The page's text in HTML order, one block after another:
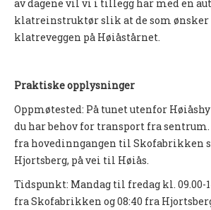
Nyheter og informasjon
Påmeldingsskjema 2026/2027
Informasjon
KLATRING
Nyheter
av dagene vil vi i tillegg har med en
klatreinstruktør slik at de som ønsker
klatreveggen på Høiåstårnet.
Praktiske opplysninger
Oppmøtested: På tunet utenfor
du har behov for transport fra
fra hovedinngangen til Skofabrikken
Hjortsberg, på vei til Høiås.
Tidspunkt: Mandag til fredag kl. 09.00-
fra Skofabrikken og 08:40 fra